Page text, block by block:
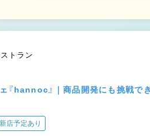
トラン
『hannoc』｜商品開発にも挑戦で
新店予定あり